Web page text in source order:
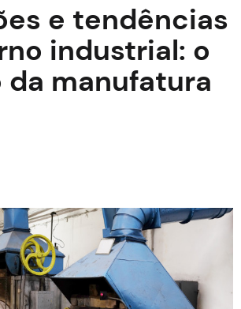
e tendências
industrial: o
manufatura